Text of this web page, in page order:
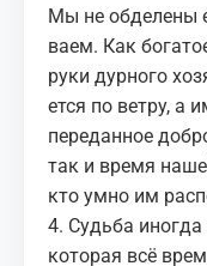
Мы не обделены
ва­ем. Как
руки дур­но­го
ет­ся по вет­ру, а
передан­ное
так и время
кто умно им
4. Судьба
которая всё